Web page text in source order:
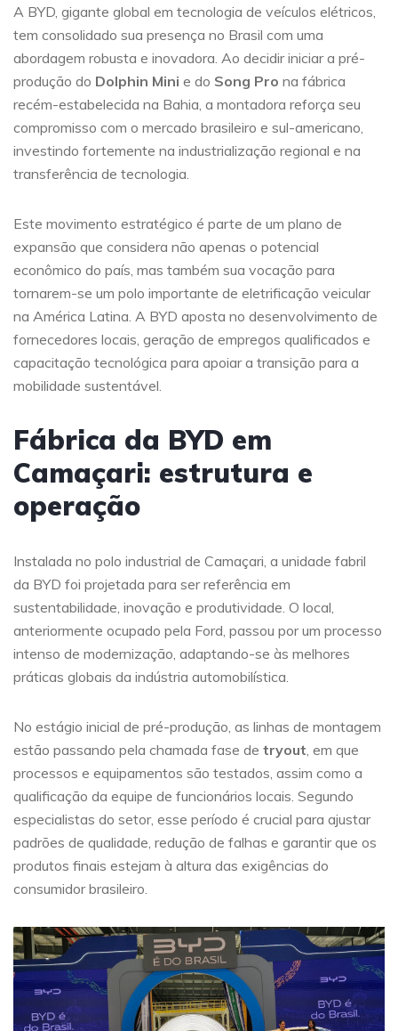
A BYD, gigante global em tecnologia de veículos elétricos,
tem consolidado sua presença no Brasil com uma
abordagem robusta e inovadora. Ao decidir iniciar a pré-
produção do Dolphin Mini e do Song Pro na fábrica
recém-estabelecida na Bahia, a montadora reforça seu
compromisso com o mercado brasileiro e sul-americano,
investindo fortemente na industrialização regional e na
transferência de tecnologia.
Este movimento estratégico é parte de um plano de
expansão que considera não apenas o potencial
econômico do país, mas também sua vocação para
tornarem-se um polo importante de eletrificação veicular
na América Latina. A BYD aposta no desenvolvimento de
fornecedores locais, geração de empregos qualificados e
capacitação tecnológica para apoiar a transição para a
mobilidade sustentável.
Fábrica da BYD em
Camaçari: estrutura e
operação
Instalada no polo industrial de Camaçari, a unidade fabril
da BYD foi projetada para ser referência em
sustentabilidade, inovação e produtividade. O local,
anteriormente ocupado pela Ford, passou por um processo
intenso de modernização, adaptando-se às melhores
práticas globais da indústria automobilística.
No estágio inicial de pré-produção, as linhas de montagem
estão passando pela chamada fase de tryout, em que
processos e equipamentos são testados, assim como a
qualificação da equipe de funcionários locais. Segundo
especialistas do setor, esse período é crucial para ajustar
padrões de qualidade, redução de falhas e garantir que os
produtos finais estejam à altura das exigências do
consumidor brasileiro.